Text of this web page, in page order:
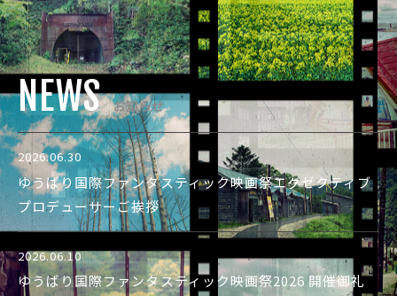
NEWS お知らせ
2026.06.30
ゆうばり国際ファンタスティック映画祭エグゼクティブ
プロデューサーご挨拶
2026.06.10
ゆうばり国際ファンタスティック映画祭2026 開催御礼